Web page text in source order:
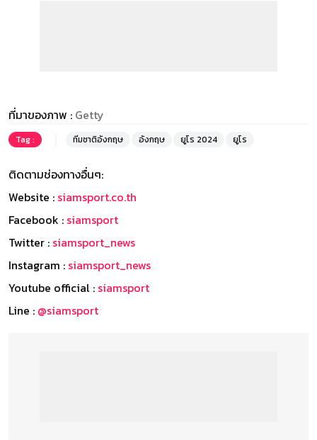
ที่มาของภาพ : Getty
Tag : ทีมชาติอังกฤษ อังกฤษ ยูโร 2024 ยูโร
ติดตามช่องทางอื่นๆ:
Website : siamsport.co.th
Facebook : siamsport
Twitter : siamsport_news
Instagram : siamsport_news
Youtube official : siamsport
Line : @siamsport